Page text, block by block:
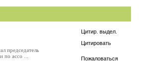
Цитир. выдел.
Цитировать
Пожаловаться
председатель
по ассо ...